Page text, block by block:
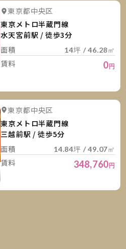
東京都中央区
東京メトロ半蔵門線
水天宮前駅 / 徒歩3分
面積
14坪 / 46.28㎡
賃料 0円
詳細を見る
東京都中央区
東京メトロ半蔵門線
三越前駅 / 徒歩5分
面積
14.84坪 / 49.07㎡
賃料 348,760円